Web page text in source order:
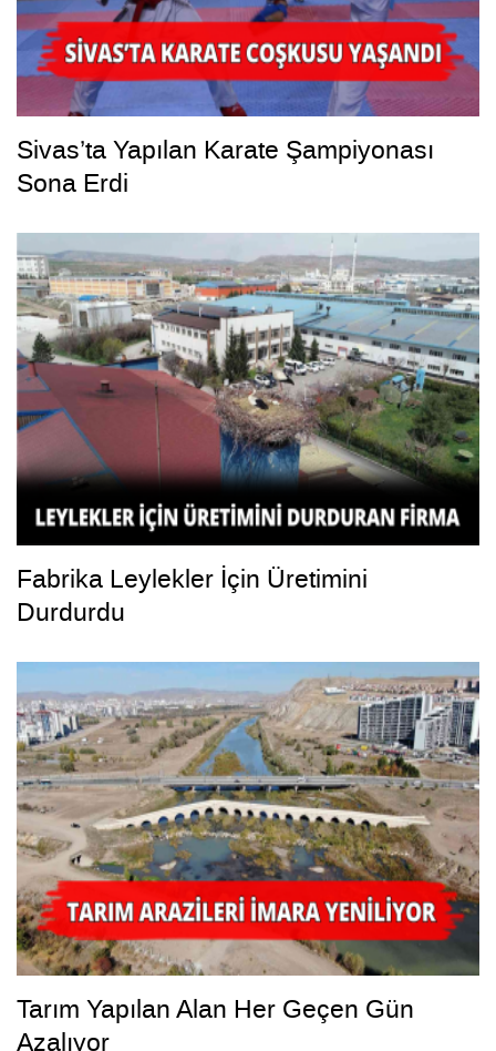
Sivas’ta Yapılan Karate Şampiyonası
Sona Erdi
Fabrika Leylekler İçin Üretimini
Durdurdu
Tarım Yapılan Alan Her Geçen Gün
Azalıyor